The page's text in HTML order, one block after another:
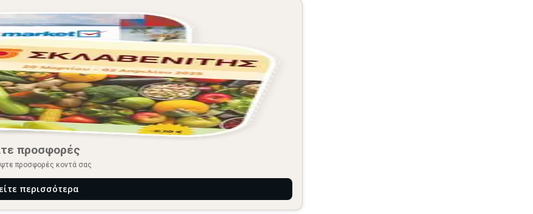
προσφορές
προσφορές κοντά σας
περισσότερα